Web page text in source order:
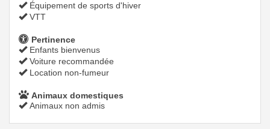
Équipement de sports d'hiver
VTT
Pertinence
Enfants bienvenus
Voiture recommandée
Location non-fumeur
Animaux domestiques
Animaux non admis